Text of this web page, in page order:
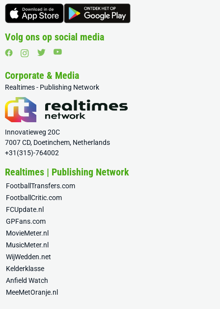
Volg ons op social media
Corporate & Media
Realtimes - Publishing Network
Innovatieweg 20C
7007 CD, Doetinchem, Netherlands
+31(315)-764002
Realtimes | Publishing Network
FootballTransfers.com
FootballCritic.com
FCUpdate.nl
GPFans.com
MovieMeter.nl
MusicMeter.nl
WijWedden.net
Kelderklasse
Anfield Watch
MeeMetOranje.nl